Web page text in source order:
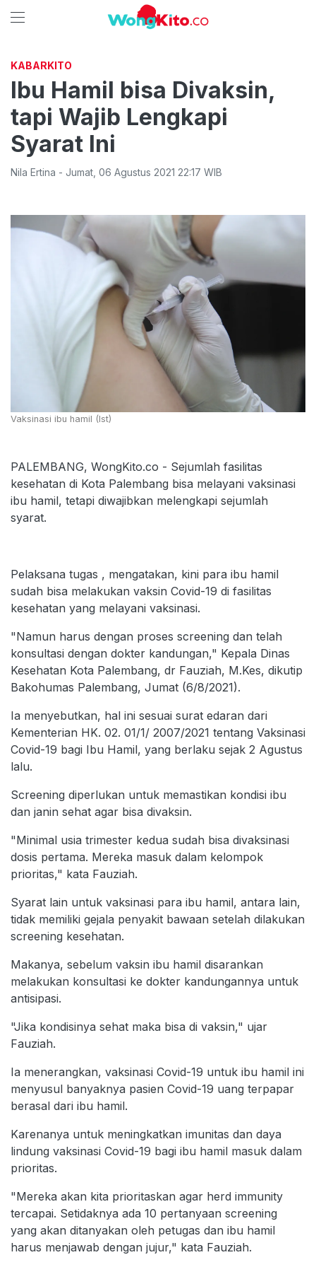
KABARKITO
Ibu Hamil bisa Divaksin,
tapi Wajib Lengkapi
Syarat Ini
Nila Ertina - Jumat 06 Agustus 2021 22:17 WIB
Vaksinasi ibu hamil (Ist)
PALEMBANG, WongKito.co - Sejumlah fasilitas
kesehatan di Kota Palembang bisa melayani vaksinasi
ibu hamil, tetapi diwajibkan melengkapi sejumlah
syarat.
Pelaksana tugas , mengatakan, kini para ibu hamil
sudah bisa melakukan vaksin Covid-19 di fasilitas
kesehatan yang melayani vaksinasi.
"Namun harus dengan proses screening dan telah
konsultasi dengan dokter kandungan," Kepala Dinas
Kesehatan Kota Palembang, dr Fauziah, M.Kes, dikutip
Bakohumas Palembang, Jumat (6/8/2021).
Ia menyebutkan, hal ini sesuai surat edaran dari
Kementerian HK. 02. 01/1/ 2007/2021 tentang Vaksinasi
Covid-19 bagi Ibu Hamil, yang berlaku sejak 2 Agustus
lalu.
Screening diperlukan untuk memastikan kondisi ibu
dan janin sehat agar bisa divaksin.
"Minimal usia trimester kedua sudah bisa divaksinasi
dosis pertama. Mereka masuk dalam kelompok
prioritas," kata Fauziah.
Syarat lain untuk vaksinasi para ibu hamil, antara lain,
tidak memiliki gejala penyakit bawaan setelah dilakukan
screening kesehatan.
Makanya, sebelum vaksin ibu hamil disarankan
melakukan konsultasi ke dokter kandungannya untuk
antisipasi.
"Jika kondisinya sehat maka bisa di vaksin," ujar
Fauziah.
Ia menerangkan, vaksinasi Covid-19 untuk ibu hamil ini
menyusul banyaknya pasien Covid-19 uang terpapar
berasal dari ibu hamil.
Karenanya untuk meningkatkan imunitas dan daya
lindung vaksinasi Covid-19 bagi ibu hamil masuk dalam
prioritas.
"Mereka akan kita prioritaskan agar herd immunity
tercapai. Setidaknya ada 10 pertanyaan screening
yang akan ditanyakan oleh petugas dan ibu hamil
harus menjawab dengan jujur," kata Fauziah.